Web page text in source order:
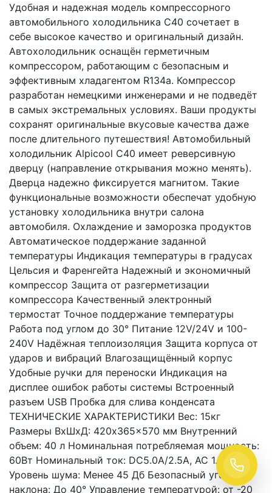
Удобная и надежная модель компрессорного
автомобильного холодильника C40 сочетает в
себе высокое качество и оригинальный дизайн.
Автохолодильник оснащён герметичным
компрессором, работающим с безопасным и
эффективным хладагентом R134a. Компрессор
разработан немецкими инженерами и не подведёт
в самых экстремальных условиях. Ваши продукты
сохранят оригинальные вкусовые качества даже
после длительного путешествия! Автомобильный
холодильник Alpicool C40 имеет реверсивную
дверцу (направление открывания можно менять).
Дверца надежно фиксируется магнитом. Такие
функциональные возможности обеспечат удобную
установку холодильника внутри салона
автомобиля. Охлаждение и заморозка продуктов
Автоматическое поддержание заданной
температуры Индикация температуры в градусах
Цельсия и Фаренгейта Надежный и экономичный
компрессор Защита от разгерметизации
компрессора Качественный электронный
термостат Точное поддержание температуры
Работа под углом до 30° Питание 12V/24V и 100-
240V Надёжная теплоизоляция Защита корпуса от
ударов и вибраций Влагозащищённый корпус
Удобные ручки для переноски Индикация на
дисплее ошибок работы системы Встроенный
разъем USB Пробка для слива конденсата
ТЕХНИЧЕСКИЕ ХАРАКТЕРИСТИКИ Вес: 15кг
Размеры ВxШxД: 420x365x570 мм Внутренний
объем: 40 л Номинальная потребляемая мощность:
60Вт Номинальный ток: DC5.0A/2.5A, AC 1.2A-0.5A
Уровень шума: Менее 45 Дб Безопасный угол
наклона: До 40° Управление температурой: от -20